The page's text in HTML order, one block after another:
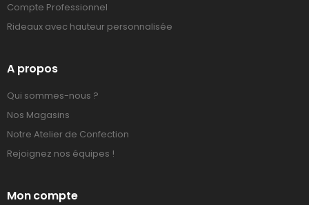
Compte Professionnel
Rideaux avec hauteur personnalisée
A propos
Qui sommes-nous ?
Nos Magasins
Notre Atelier de Confection
Rejoignez nos équipes !
Mon compte